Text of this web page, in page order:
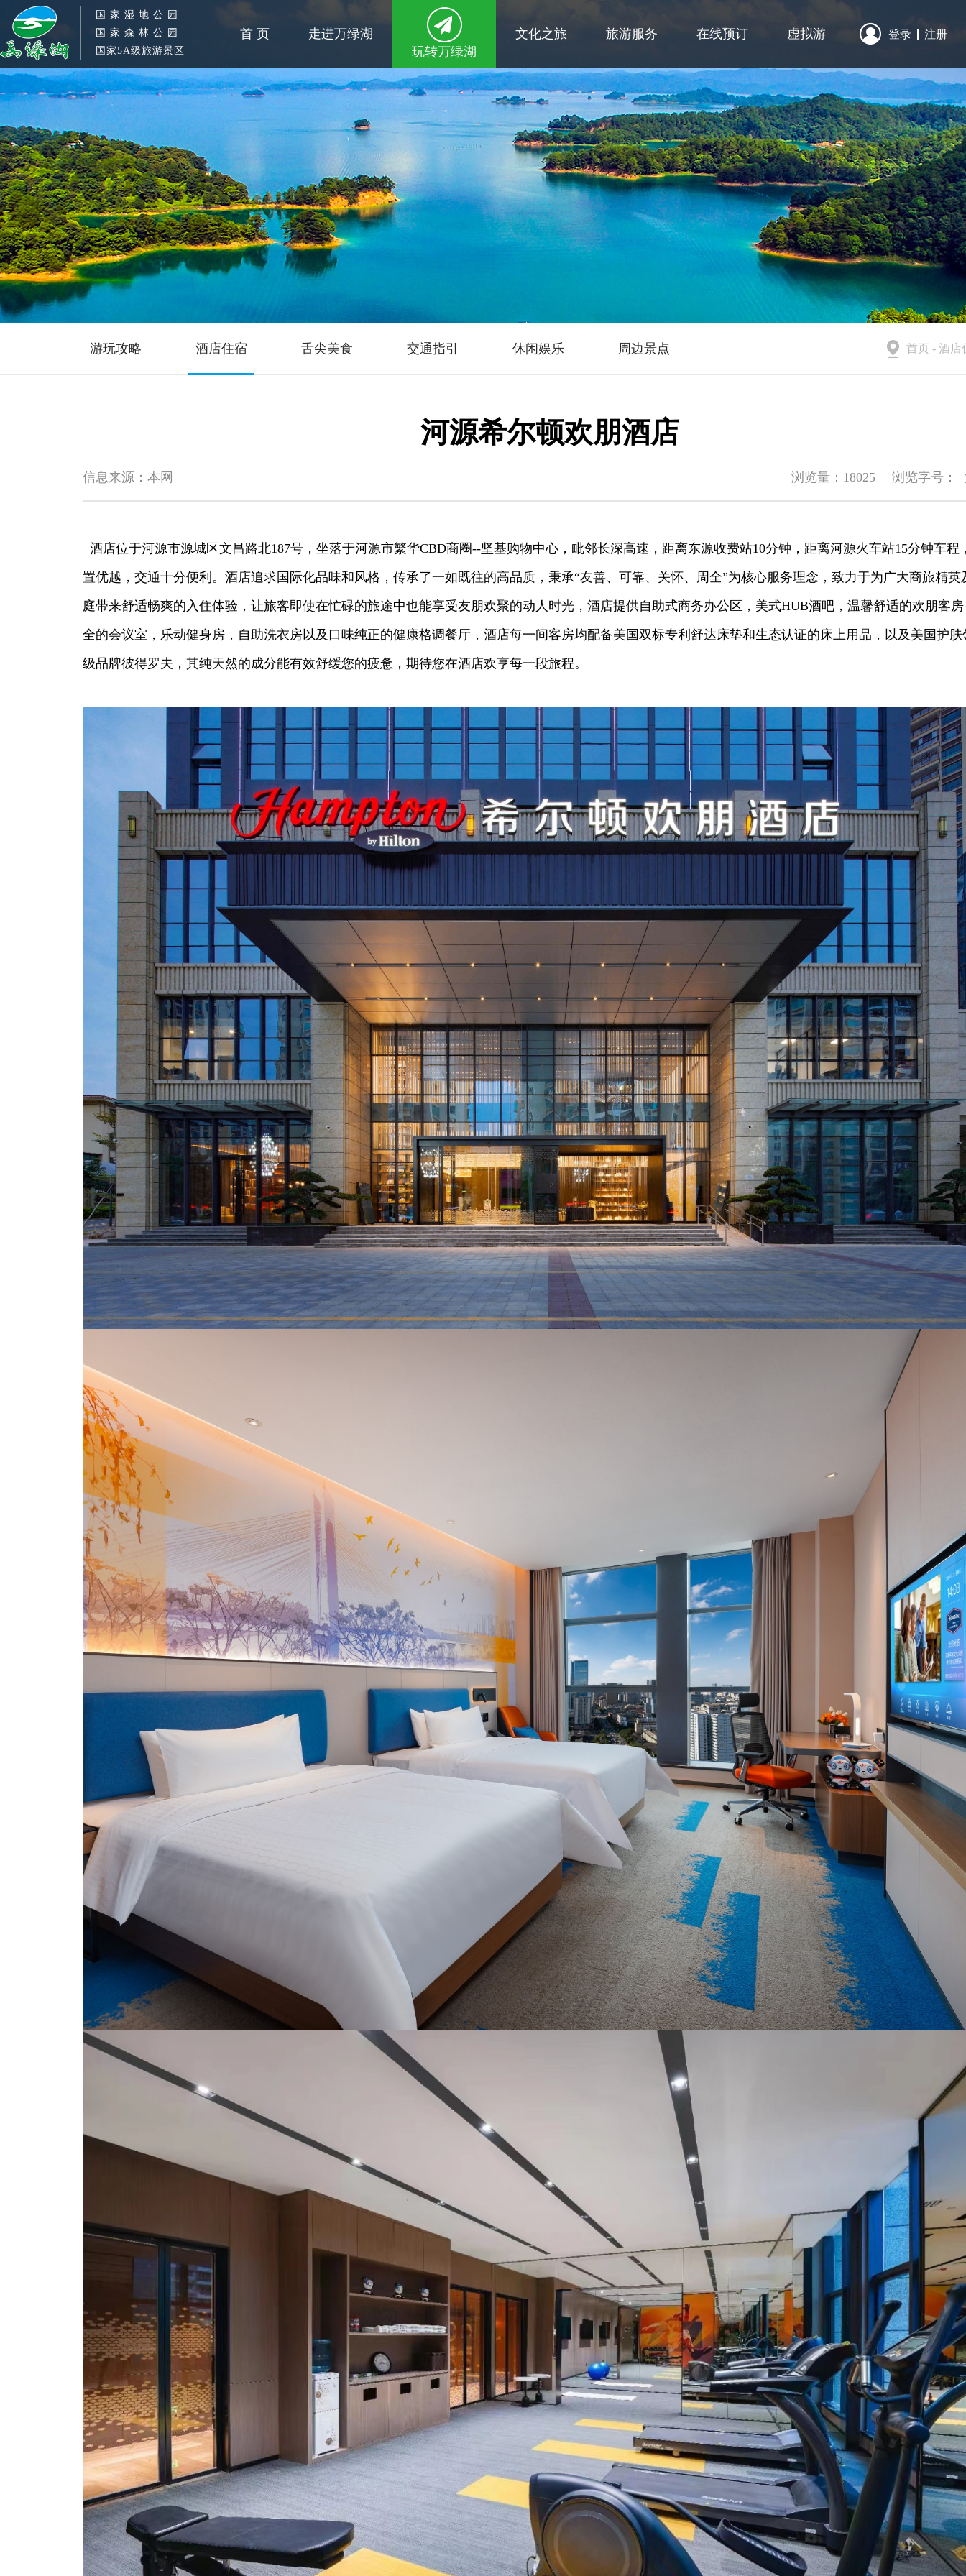
国 家 湿 地 公 园
国 家 森 林 公 园
国家5A级旅游景区
首 页
走进万绿湖
玩转万绿湖
文化之旅 旅游服务 在线预订 虚拟游  登录 注册
游玩攻略 酒店住宿 舌尖美食 交通指引 休闲娱乐 周边景点  首页 - 酒店
河源希尔顿欢朋酒店
信息来源：本网 浏览量：18025 浏览字号：
酒店位于河源市源城区文昌路北187号，坐落于河源市繁华CBD商圈--坚基购物中心，毗邻长深高速，距离东源收费站10分钟，距离河源火车站15分钟车程
置优越，交通十分便利。酒店追求国际化品味和风格，传承了一如既往的高品质，秉承“友善、可靠、关怀、周全”为核心服务理念，致力于为广大商旅精英
庭带来舒适畅爽的入住体验，让旅客即使在忙碌的旅途中也能享受友朋欢聚的动人时光，酒店提供自助式商务办公区，美式HUB酒吧，温馨舒适的欢朋客
全的会议室，乐动健身房，自助洗衣房以及口味纯正的健康格调餐厅，酒店每一间客房均配备美国双标专利舒达床垫和生态认证的床上用品，以及美国护肤
级品牌彼得罗夫，其纯天然的成分能有效舒缓您的疲惫，期待您在酒店欢享每一段旅程。